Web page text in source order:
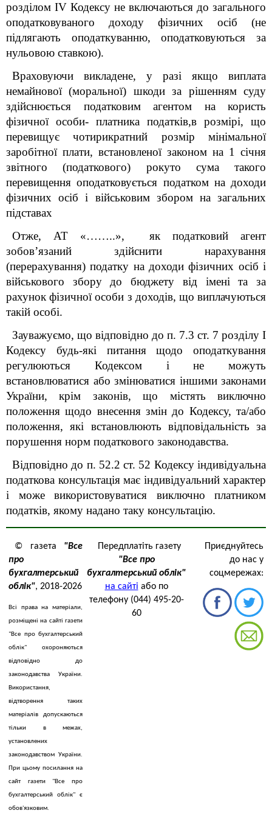
розділом IV Кодексу не включаються до загального
оподатковуваного доходу фізичних осіб (не
підлягають оподаткуванню, оподатковуються за
нульовою ставкою).
Враховуючи викладене, у разі якщо виплата
немайнової (моральної) шкоди за рішенням суду
здійснюється податковим агентом на користь
фізичної особи- платника податків,в розмірі, що
перевищує чотирикратний розмір мінімальної
заробітної плати, встановленої законом на 1 січня
звітного (податкового) рокуто сума такого
перевищення оподатковується податком на доходи
фізичних осіб і військовим збором на загальних
підставах
Отже, АТ «……..», як податковий агент
зобов’язаний здійснити нарахування
(перерахування) податку на доходи фізичних осіб і
військового збору до бюджету від імені та за
рахунок фізичної особи з доходів, що виплачуються
такій особі.
Зауважуємо, що відповідно до п. 7.3 ст. 7 розділу I
Кодексу будь-які питання щодо оподаткування
регулюються Кодексом і не можуть
встановлюватися або змінюватися іншими законами
України, крім законів, що містять виключно
положення щодо внесення змін до Кодексу, та/або
положення, які встановлюють відповідальність за
порушення норм податкового законодавства.
Відповідно до п. 52.2 ст. 52 Кодексу індивідуальна
податкова консультація має індивідуальний характер
і може використовуватися виключно платником
податків, якому надано таку консультацію.
© газета "Все
про
бухгалтерський
облік", 2018-2026
Всі права на матеріали,
розміщені на сайті газети
"Все про бухгалтерський
облік" охороняються
відповідно до
законодавства України.
Використання,
відтворення таких
матеріалів допускаються
тільки в межах,
установлених
законодавством України.
При цьому посилання на
сайт газети "Все про
бухгалтерський облік" є
обов'язковим.
Передплатіть газету
"Все про
бухгалтерський облік"
на сайті або по
телефону (044) 495-20-
60
Приєднуйтесь
до нас у
соцмережах: